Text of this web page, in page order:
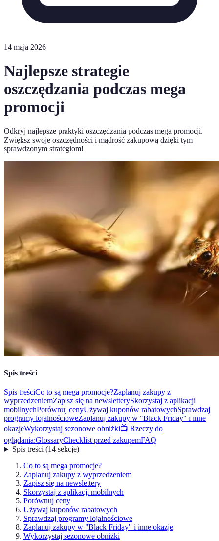
14 maja 2026
Najlepsze strategie
oszczędzania podczas mega
promocji
Odkryj najlepsze praktyki oszczędzania podczas mega promocji.
Zwiększ swoje oszczędności i mądrość zakupową dzięki tym
sprawdzonym strategiom!
Spis treści
Spis treściCo to są mega promocje?Zaplanuj zakupy z
wyprzedzeniemZapisz się na newsletterySkorzystaj z aplikacji
mobilnychPorównuj cenyUżywaj kuponów rabatowychSprawdzaj
programy lojalnościoweZaplanuj zakupy w "Black Friday" i inne
okazjeWykorzystaj sezonowe obniżki📺 Rzeczy do
oglądania:GlossaryChecklist przed zakupemFAQ
Spis treści(14 sekcje)
Co to są mega promocje?
Zaplanuj zakupy z wyprzedzeniem
Zapisz się na newslettery
Skorzystaj z aplikacji mobilnych
Porównuj ceny
Używaj kuponów rabatowych
Sprawdzaj programy lojalnościowe
Zaplanuj zakupy w "Black Friday" i inne okazje
Wykorzystaj sezonowe obniżki